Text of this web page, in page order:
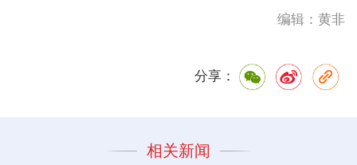
编辑：黄非
分享：
相关新闻